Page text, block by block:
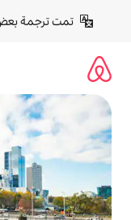
آليًا. عرض النص